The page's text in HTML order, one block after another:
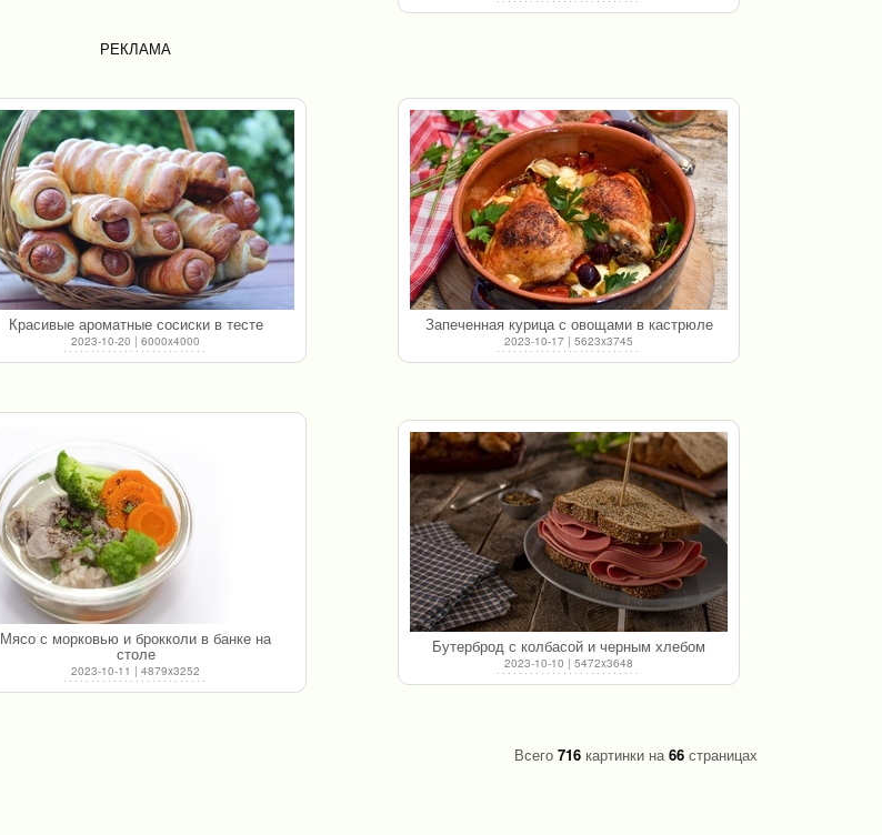
РЕКЛАМА
Красивые ароматные сосиски в тесте
2023-10-20 | 6000x4000
Запеченная курица с овощами в кастрюле
2023-10-17 | 5623x3745
Мясо с морковью и брокколи в банке на
столе
2023-10-11 | 4879x3252
Бутерброд с колбасой и черным хлебом
2023-10-10 | 5472x3648
Всего 716 картинки на66 страницах